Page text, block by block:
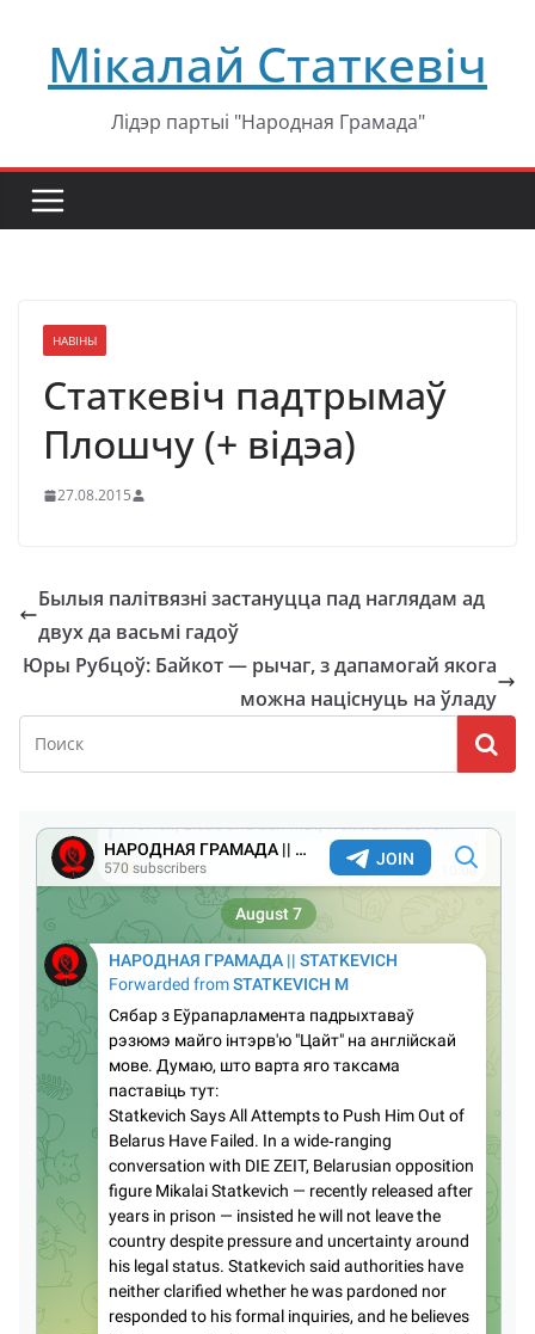
содержимому
Мікалай Статкевіч
Лідэр партыі "Народная Грамада"
НАВІНЫ
Статкевіч падтрымаў
Плошчу (+ відэа)
27.08.2015
Былыя палітвязні застануцца пад наглядам ад
двух да васьмі гадоў
Юры Рубцоў: Байкот — рычаг, з дапамогай якога
можна націснуць на ўладу